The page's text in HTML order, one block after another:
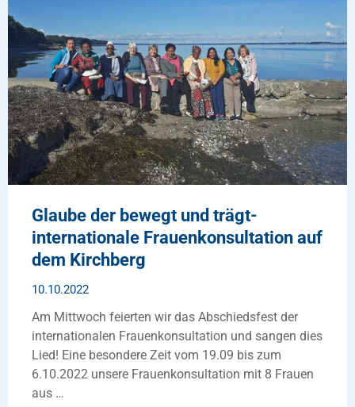
Glaube der bewegt und trägt-
internationale Frauenkonsultation auf
dem Kirchberg
10.10.2022
Am Mittwoch feierten wir das Abschiedsfest der
internationalen Frauenkonsultation und sangen dies
Lied! Eine besondere Zeit vom 19.09 bis zum
6.10.2022 unsere Frauenkonsultation mit 8 Frauen
aus …